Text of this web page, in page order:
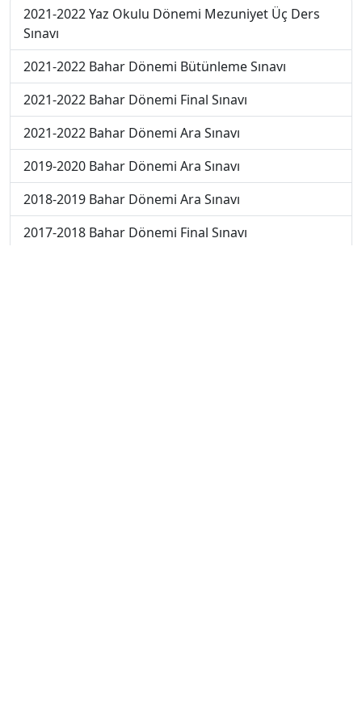
2021-2022 Yaz Okulu Dönemi Mezuniyet Üç Ders
Sınavı
2021-2022 Bahar Dönemi Bütünleme Sınavı
2021-2022 Bahar Dönemi Final Sınavı
2021-2022 Bahar Dönemi Ara Sınavı
2019-2020 Bahar Dönemi Ara Sınavı
2018-2019 Bahar Dönemi Ara Sınavı
2017-2018 Bahar Dönemi Final Sınavı